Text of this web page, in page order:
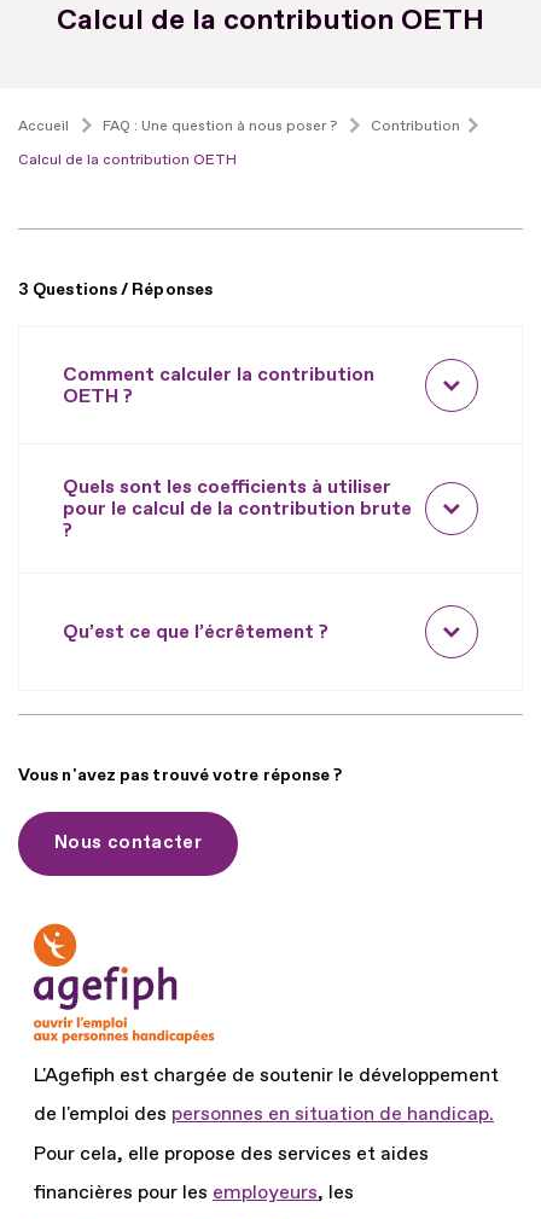
Calcul de la contribution OETH
Accueil FAQ : Une question à nous poser ?
Contribution
Calcul de la contribution OETH
3 Questions / Réponses
Comment calculer la contribution
OETH ?
Quels sont les coefficients à utiliser
pour le calcul de la contribution brute
?
Qu’est ce que l’écrêtement ?
Vous n'avez pas trouvé votre réponse ?
Nous contacter
L'Agefiph est chargée de soutenir le développement
de l'emploi des personnes en situation de handicap.
Pour cela, elle propose des services et aides
financières pour les employeurs, les